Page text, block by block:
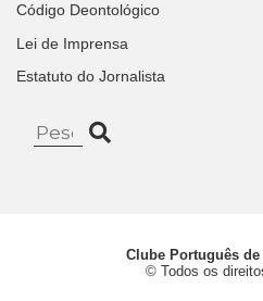
Código Deontológico
Lei de Imprensa
Estatuto do Jornalista
Clube Português de
© Todos os